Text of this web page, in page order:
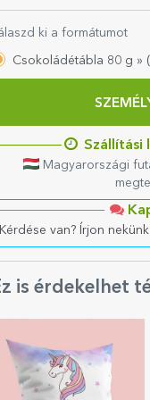
ki a formátumot
Csokoládétábla 80 g » (
Szállítási
Magyarországi
van? Írjon
is érdekelhet